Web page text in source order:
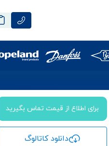
برای اطلاع از قیمت تماس بگیرید
دانلود کاتالوگ